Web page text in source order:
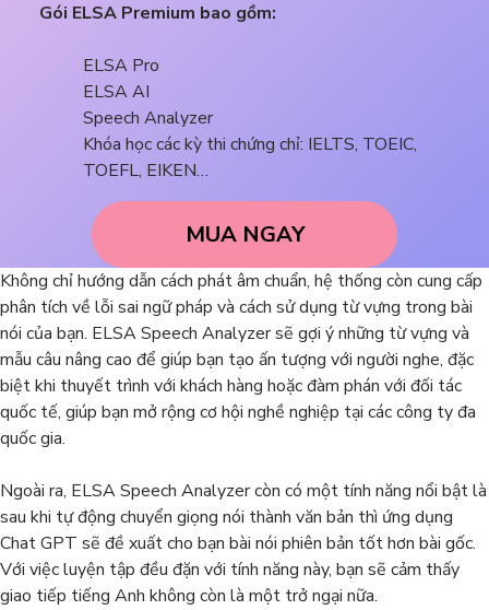
Gói ELSA Premium bao gồm:
ELSA Pro
ELSA AI
Speech Analyzer
Khóa học các kỳ thi chứng chỉ: IELTS, TOEIC,
TOEFL, EIKEN…
MUA NGAY
Không chỉ hướng dẫn cách phát âm chuẩn, hệ thống còn cung cấp
phân tích về lỗi sai ngữ pháp và cách sử dụng từ vựng trong bài
nói của bạn. ELSA Speech Analyzer sẽ gợi ý những từ vựng và
mẫu câu nâng cao để giúp bạn tạo ấn tượng với người nghe, đặc
biệt khi thuyết trình với khách hàng hoặc đàm phán với đối tác
quốc tế, giúp bạn mở rộng cơ hội nghề nghiệp tại các công ty đa
quốc gia.
Ngoài ra, ELSA Speech Analyzer còn có một tính năng nổi bật là
sau khi tự động chuyển giọng nói thành văn bản thì ứng dụng
Chat GPT sẽ đề xuất cho bạn bài nói phiên bản tốt hơn bài gốc.
Với việc luyện tập đều đặn với tính năng này, bạn sẽ cảm thấy
giao tiếp tiếng Anh không còn là một trở ngại nữa.